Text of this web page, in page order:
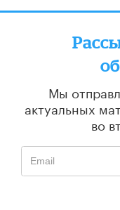
Мы
актуальных
во